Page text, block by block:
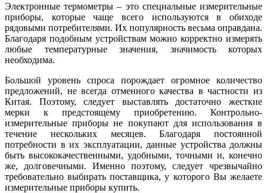
Электронные термометры – это специальные измерительные
приборы, которые чаще всего используются в обиходе
рядовыми потребителями. Их популярность весьма оправдана.
Благодаря подобным устройствам можно корректно измерять
любые температурные значения, значимость которых
необходима.
Большой уровень спроса порождает огромное количество
предложений, не всегда отменного качества в частности из
Китая. Поэтому, следует выставлять достаточно жесткие
мерки к предстоящему приобретению. Контрольно-
измерительные приборы не покупают для использования в
течение нескольких месяцев. Благодаря постоянной
потребности в их эксплуатации, данные устройства должны
быть высококачественными, удобными, точными и, конечно
же, долговечными. Именно поэтому, следует чрезвычайно
требовательно выбирать поставщика, у которого Вы желаете
измерительные приборы купить.